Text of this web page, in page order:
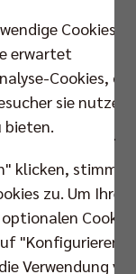
Städtchen.
zu
„Schnee
„aber
3. Liga spielte.
AG
in
konnten
Cookies,
erwartet
Cookies, die
sie nutzen,
bieten.
klicken, stimmen
zu. Um Ihre
Cookies
"Konfigurieren".
Verwendung